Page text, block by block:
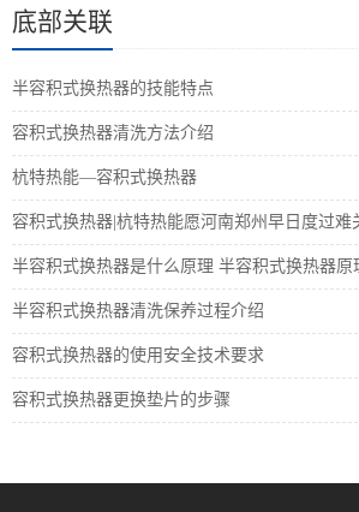
底部关联
半容积式换热器的技能特点
容积式换热器清洗方法介绍
杭特热能—容积式换热器
容积式换热器|杭特热能愿河南郑州早日度过难
半容积式换热器是什么原理 半容积式换热器原
半容积式换热器清洗保养过程介绍
容积式换热器的使用安全技术要求
容积式换热器更换垫片的步骤